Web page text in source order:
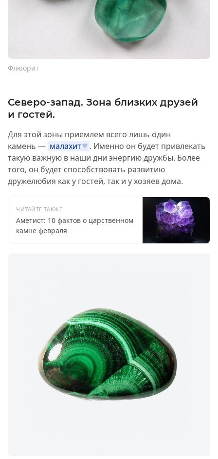
Флюорит
Северо-запад. Зона близких друзей
и гостей.
Для этой зоны приемлем всего лишь один
камень — малахит
. Именно он будет привлекать
такую важную в наши дни энергию дружбы. Более
того, он будет способствовать развитию
дружелюбия как у гостей, так и у хозяев дома.
ЧИТАЙТЕ ТАКЖЕ
Аметист: 10 фактов о царственном
камне февраля